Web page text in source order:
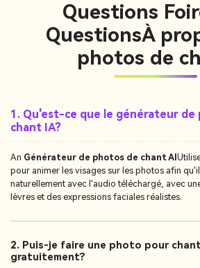
Questions
QuestionsÀ
photos de
1. Qu'est-ce que le générateur de
chant IA?
An Générateur de photos de chant AI
pour animer les visages sur les photos afin
naturellement avec l'audio téléchargé, avec
lèvres et des expressions faciales réalistes.
2. Puis-je faire une photo pour
gratuitement?